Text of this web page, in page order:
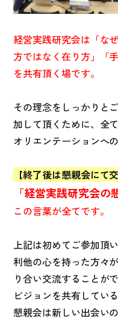
経営実践研究会は「な
方ではなく在り方」「
を共有頂く場です。
その理念をしっかりと
加して頂くために、全
オリエンテーションへ
【終了後は懇親会にて
「経営実践研究会の
この言葉が全てです。
上記は初めてご参加頂
利他の心を持った方々
り合い交流することが
ビジョンを共有してい
懇親会は新しい出会い